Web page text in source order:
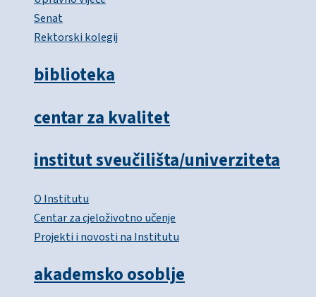
Senat
Rektorski kolegij
biblioteka
centar za kvalitet
institut sveučilišta/univerziteta
O Institutu
Centar za cjeloživotno učenje
Projekti i novosti na Institutu
akademsko osoblje